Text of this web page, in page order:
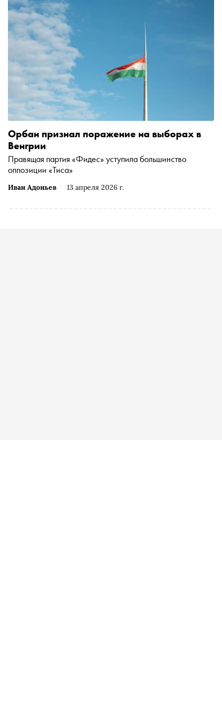
Иван Адоньев 13 апреля 2026 г.
Орбан признал поражение на выборах в
Венгрии
Правящая партия «Фидес» уступила большинство
оппозиции «Тиса»